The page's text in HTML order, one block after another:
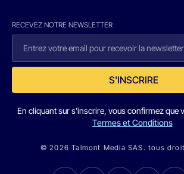
RECEVEZ NOTRE NEWSLETTER
S'INSCRIRE
En cliquant sur s'inscrire, vous confirmez que
Termes et Conditions
© 2026 Talmont Media SAS. tous